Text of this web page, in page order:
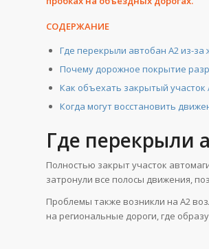
СОДЕРЖАНИЕ
Где перекрыли автобан A2 из-за
Почему дорожное покрытие
Как объехать закрытый участок
Когда могут восстановить
Где перекрыли
Полностью закрыт участок
затронули все полосы движения,
Проблемы также возникли на A2
на региональные дороги, где